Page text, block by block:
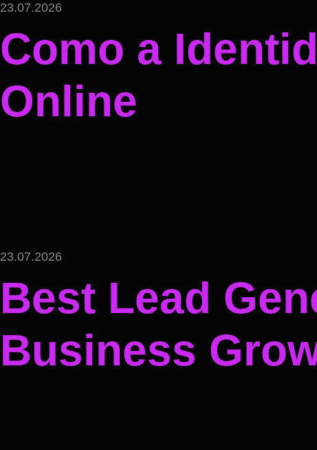
23.07.2026
Como a
Online
23.07.2026
Best Lead
Business